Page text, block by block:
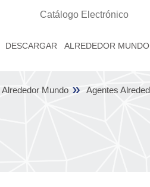
Catálogo Electrónico
DESCARGAR ALREDEDOR MUNDO
Alrededor Mundo